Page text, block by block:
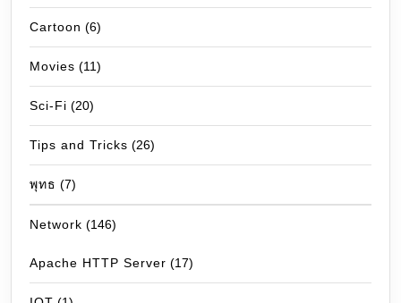
Cartoon (6)
Movies (11)
Sci-Fi (20)
Tips and Tricks (26)
พุทธ (7)
Network (146)
Apache HTTP Server (17)